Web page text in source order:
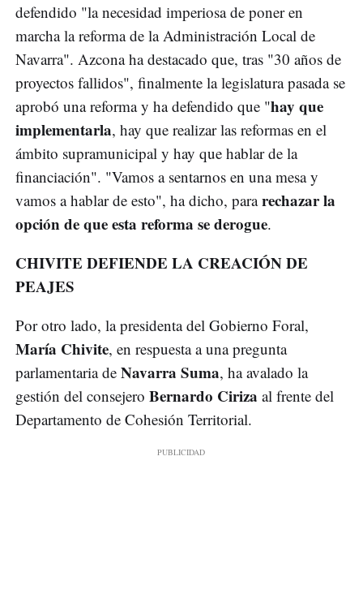
defendido "la necesidad imperiosa de poner en
marcha la reforma de la Administración Local de
Navarra". Azcona ha destacado que, tras "30 años de
proyectos fallidos", finalmente la legislatura pasada se
aprobó una reforma y ha defendido que "hay que
implementarla, hay que realizar las reformas en el
ámbito supramunicipal y hay que hablar de la
financiación". "Vamos a sentarnos en una mesa y
vamos a hablar de esto", ha dicho, pararechazar la
opción de que esta reforma se derogue.
CHIVITE DEFIENDE LA CREACIÓN DE
PEAJES
Por otro lado, la presidenta del Gobierno Foral,
María Chivite, en respuesta a una pregunta
parlamentaria de Navarra Suma, ha avalado la
gestión del consejero Bernardo Ciriza al frente del
Departamento de Cohesión Territorial.